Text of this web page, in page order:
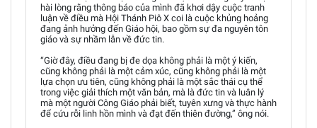
hài lòng rằng thông báo của mình đã khơi dậy cuộc tranh
luận về điều mà Hội Thánh Piô X coi là cuộc khủng hoảng
đang ảnh hưởng đến Giáo hội, bao gồm sự đa nguyên tôn
giáo và sự nhầm lẫn về đức tin.
“Giờ đây, điều đang bị đe dọa không phải là một ý kiến,
cũng không phải là một cảm xúc, cũng không phải là một
lựa chọn ưu tiên, cũng không phải là một sắc thái cụ thể
trong việc giải thích một văn bản, mà là đức tin và luân lý
mà một người Công Giáo phải biết, tuyên xưng và thực hành
để cứu rỗi linh hồn mình và đạt đến thiên đường,” ông nói.